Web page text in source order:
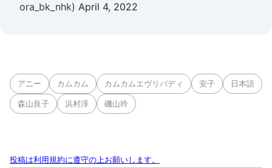
ora_bk_nhk) April 4, 2022
アニー カムカム カムカムエヴリバディ 安子 日本語
森山良子 浜村淳 磯山吟